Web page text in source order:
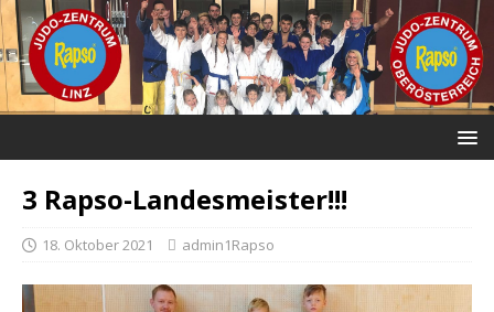
3 Rapso-Landesmeister!!!
18. Oktober 2021 admin1Rapso